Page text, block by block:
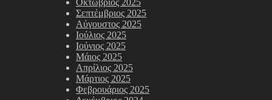
Οκτώβριος 2025
Σεπτέμβριος 2025
Αύγουστος 2025
Ιούλιος 2025
Ιούνιος 2025
Μάιος 2025
Απρίλιος 2025
Μάρτιος 2025
Φεβρουάριος 2025